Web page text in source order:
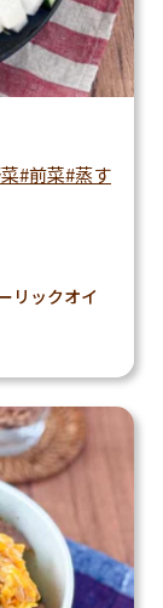
前菜 蒸す
リックオイ